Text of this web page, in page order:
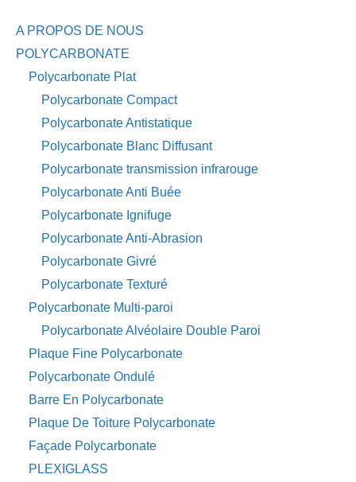
A PROPOS DE NOUS
POLYCARBONATE
Polycarbonate Plat
Polycarbonate Compact
Polycarbonate Antistatique
Polycarbonate Blanc Diffusant
Polycarbonate transmission infrarouge
Polycarbonate Anti Buée
Polycarbonate Ignifuge
Polycarbonate Anti-Abrasion
Polycarbonate Givré
Polycarbonate Texturé
Polycarbonate Multi-paroi
Polycarbonate Alvéolaire Double Paroi
Plaque Fine Polycarbonate
Polycarbonate Ondulé
Barre En Polycarbonate
Plaque De Toiture Polycarbonate
Façade Polycarbonate
PLEXIGLASS